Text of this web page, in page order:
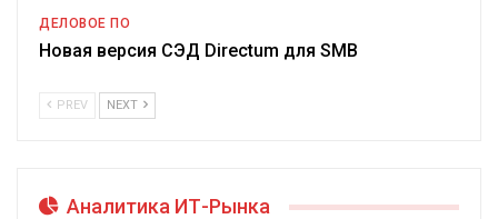
ДЕЛОВОЕ ПО
Новая версия СЭД Directum для SMB
PREV NEXT
Аналитика ИТ-Рынка